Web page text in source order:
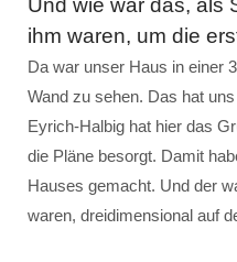
Und wie war das, als
ihm waren, um die
Da war unser Haus in einer
Wand zu sehen. Das hat
Eyrich-Halbig hat hier das
die Pläne besorgt. Damit
Hauses gemacht. Und der
waren, dreidimensional auf